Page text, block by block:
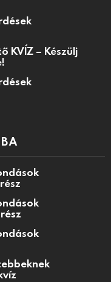
KVÍZ – Készülj